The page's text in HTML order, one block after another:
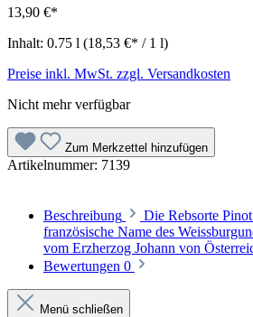
13,90 €*
Inhalt: 0.75 l (18,53 €* / 1 l)
Preise inkl. MwSt. zzgl. Versandkosten
Nicht mehr verfügbar
Zum Merkzettel hinzufügen
Artikelnummer: 7139
Beschreibung
Die Rebsorte
französische Name des
vom Erzherzog Johann von
Bewertungen 0
Menü schließen